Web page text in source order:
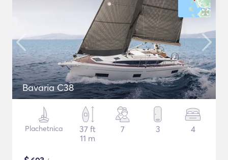
Bavaria C38
Plachetnica
37 ft
11 m
7 3 4